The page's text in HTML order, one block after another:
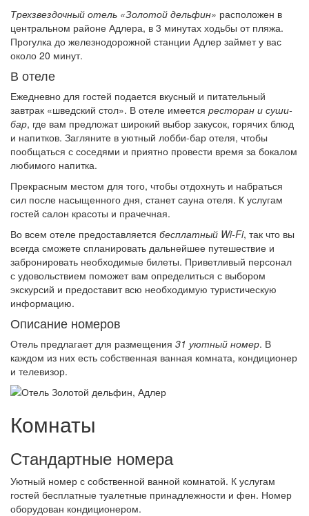
Трехзвездочный отель «Золотой дельфин» расположен в
центральном районе Адлера, в 3 минутах ходьбы от пляжа.
Прогулка до железнодорожной станции Адлер займет у вас
около 20 минут.
В отеле
Ежедневно для гостей подается вкусный и питательный
завтрак «шведский стол». В отеле имеется ресторан и суши-
бар, где вам предложат широкий выбор закусок, горячих блюд
и напитков. Загляните в уютный лобби-бар отеля, чтобы
пообщаться с соседями и приятно провести время за бокалом
любимого напитка.
Прекрасным местом для того, чтобы отдохнуть и набраться
сил после насыщенного дня, станет сауна отеля. К услугам
гостей салон красоты и прачечная.
Во всем отеле предоставляется бесплатный Wi-Fi, так что вы
всегда сможете спланировать дальнейшее путешествие и
забронировать необходимые билеты. Приветливый персонал
с удовольствием поможет вам определиться с выбором
экскурсий и предоставит всю необходимую туристическую
информацию.
Описание номеров
Отель предлагает для размещения 31 уютный номер. В
каждом из них есть собственная ванная комната, кондиционер
и телевизор.
Комнаты
Стандартные номера
Уютный номер с собственной ванной комнатой. К услугам
гостей бесплатные туалетные принадлежности и фен. Номер
оборудован кондиционером.